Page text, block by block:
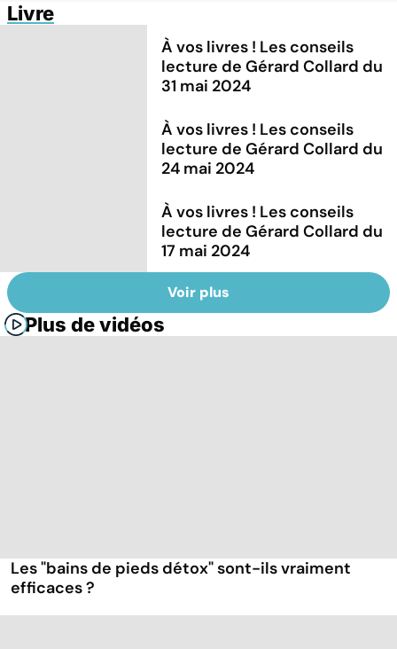
Livre
À vos livres ! Les conseils
lecture de Gérard Collard du
31 mai 2024
À vos livres ! Les conseils
lecture de Gérard Collard du
24 mai 2024
À vos livres ! Les conseils
lecture de Gérard Collard du
17 mai 2024
Voir plus
Plus de vidéos
Les "bains de pieds détox" sont-ils vraiment
efficaces ?